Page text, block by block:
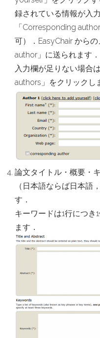
録されている情報が入
「Corresponding
可）．EasyChair から
author」に送られます．
入力欄が足りない場合
authors」をクリックし
論文タイトル・概要・
（日本語ならば日本語
す．
キーワードは1行につき
ます．